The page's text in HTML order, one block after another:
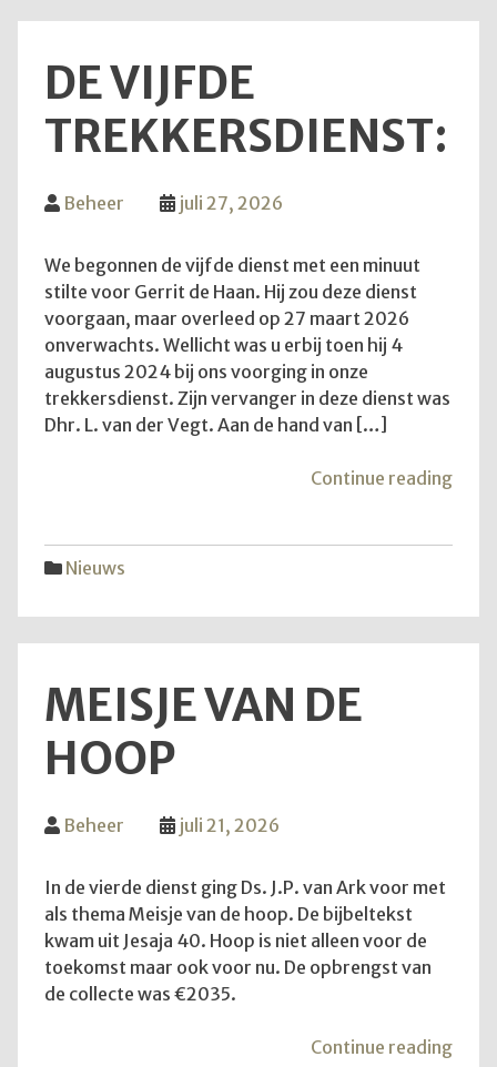
DE VIJFDE
TREKKERSDIENST:
Beheer juli 27, 2026
We begonnen de vijfde dienst met een minuut
stilte voor Gerrit de Haan. Hij zou deze dienst
voorgaan, maar overleed op 27 maart 2026
onverwachts. Wellicht was u erbij toen hij 4
augustus 2024 bij ons voorging in onze
trekkersdienst. Zijn vervanger in deze dienst was
Dhr. L. van der Vegt. Aan de hand van […]
Continue reading"De
Nieuws
MEISJE VAN DE
HOOP
Beheer juli 21, 2026
In de vierde dienst ging Ds. J.P. van Ark voor met
als thema Meisje van de hoop. De bijbeltekst
kwam uit Jesaja 40. Hoop is niet alleen voor de
toekomst maar ook voor nu. De opbrengst van
de collecte was €2035.
Continue reading